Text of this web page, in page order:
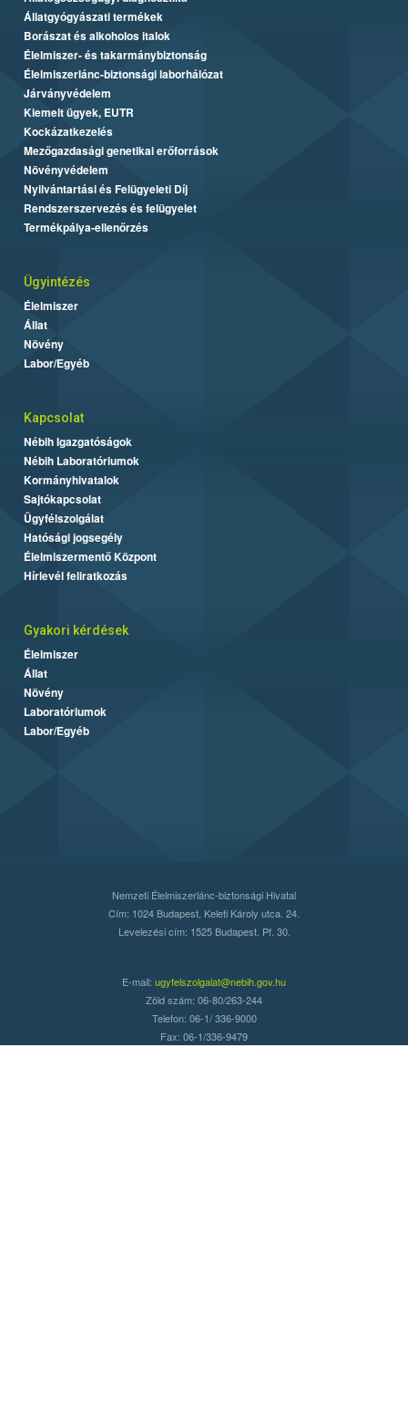
Állatgyógyászati termékek
Borászat és alkoholos italok
Élelmiszer- és takarmánybiztonság
Élelmiszerlánc-biztonsági laborhálózat
Járványvédelem
Kiemelt ügyek, EUTR
Kockázatkezelés
Mezőgazdasági genetikai erőforrások
Növényvédelem
Nyilvántartási és Felügyeleti Díj
Rendszerszervezés és felügyelet
Termékpálya-ellenőrzés
Ügyintézés
Élelmiszer
Állat
Növény
Labor/Egyéb
Kapcsolat
Nébih Igazgatóságok
Nébih Laboratóriumok
Kormányhivatalok
Sajtókapcsolat
Ügyfélszolgálat
Hatósági jogsegély
Élelmiszermentő Központ
Hírlevél feliratkozás
Gyakori kérdések
Élelmiszer
Állat
Növény
Laboratóriumok
Labor/Egyéb
Nemzeti Élelmiszerlánc-biztonsági Hivatal
Cím: 1024 Budapest, Keleti Károly utca. 24.
Levelezési cím: 1525 Budapest. Pf. 30.
E-mail: ugyfelszolgalat@nebih.gov.hu
Zöld szám: 06-80/263-244
Telefon: 06-1/ 336-9000
Fax: 06-1/336-9479